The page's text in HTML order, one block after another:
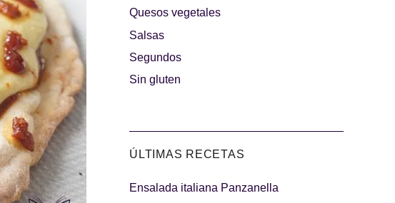
Las Hamburguesas
más Top
Los más dulces
Los imprescindibles Días de fiesta
Quesos vegetales
Salsas
Segundos
Sin gluten
ÚLTIMAS RECETAS
Ensalada italiana Panzanella